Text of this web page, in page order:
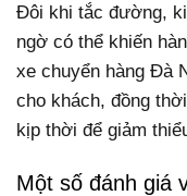
Đôi khi tắc đường,
ngờ có thể khiến
xe chuyển hàng Đà
cho khách, đồng
kịp thời để giảm
Một số đánh giá